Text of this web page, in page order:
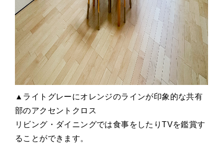
▲ライトグレーにオレンジのラインが印象的な共有
部のアクセントクロス
リビング・ダイニングでは食事をしたりTVを鑑賞す
ることができます。